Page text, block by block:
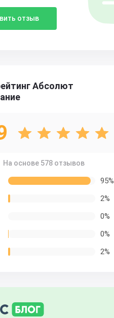
отзыв
Абсолют
На основе 578 отзывов
95%
2%
0%
0%
2%